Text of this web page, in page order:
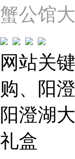
近
苗
圃
路）
Tel:
021-
62243579
E-
mail:
859749344@qq.com
1019225591
蟹公馆
网站关
购、阳
阳澄湖
礼盒